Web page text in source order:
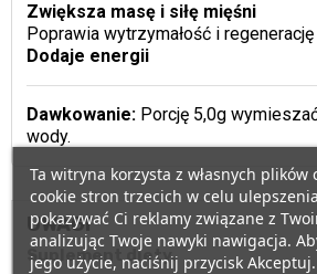
Zwiększa masę i siłę mięśni
Poprawia wytrzymałość i regenerację
Dodaje energii
Dawkowanie:Porcję 5,0g
wody.
UWAGI
Suplement diety.
Ta witryna korzysta z własnych plików
cookie stron trzecich w celu
pokazywać Ci reklamy związane z
analizując Twoje nawyki nawigacja.
jego użycie, naciśnij przycisk Akceptuj.